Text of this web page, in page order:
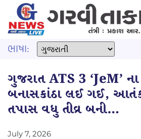
ભાષા:
ગુજરાત ATS 3 ‘JeM’ ના
બનાસકાંઠા લઈ ગઈ,
તપાસ વધુ તીવ્ર બની…
July 7, 2026